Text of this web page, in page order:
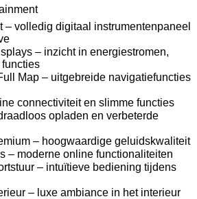
– volledig digitaal instrumentenpaneel
– inzicht in energiestromen,
functies
Map – uitgebreide navigatiefuncties
connectiviteit en slimme functies
opladen en verbeterde
– hoogwaardige geluidskwaliteit
– moderne online functionaliteiten
– intuïtieve bediening tijdens
– luxe ambiance in het interieur